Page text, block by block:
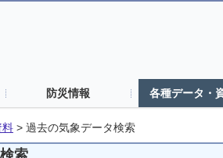
防災情報 各種データ・
料 > 過去の気象データ検索
索